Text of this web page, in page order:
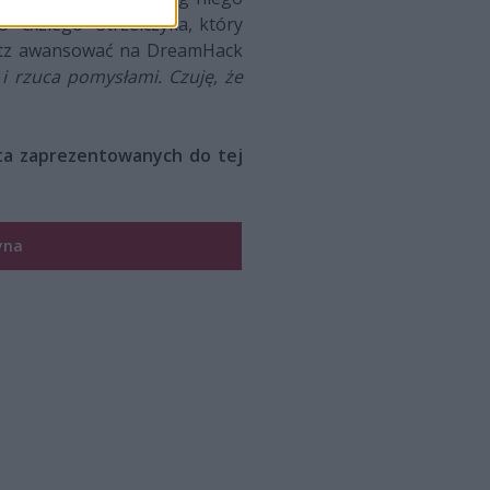
"⁠cxziego⁠" Strzelczyka, który
awansować na DreamHack
pomysłami. Czuję, że
zaprezentowanych do tej